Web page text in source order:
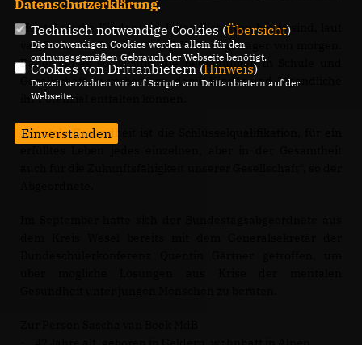
Mental starke Kinder und Jugendliche von heute sind, laut
van Beek, die Zukunfts- und Hoffnungsträger von morgen.
Daher sei es so wichtig, die Bedingungen in Schule und
Gesellschaft zu verbessern, damit Kinder und Jugendliche
ihr Potenzial entfalten können.
Mentale Gesundheit ist die Schlüsselqualifikation, für ein
Datenschutzerklärung.
Technisch notwendige Cookies (Übersicht)
Die notwendigen Cookies werden allein für den
ordnungsgemäßen Gebrauch der Webseite benötigt.
Cookies von Drittanbietern (Hinweis)
Derzeit verzichten wir auf Scripte von Drittanbietern auf der
Webseite.
Einverstanden